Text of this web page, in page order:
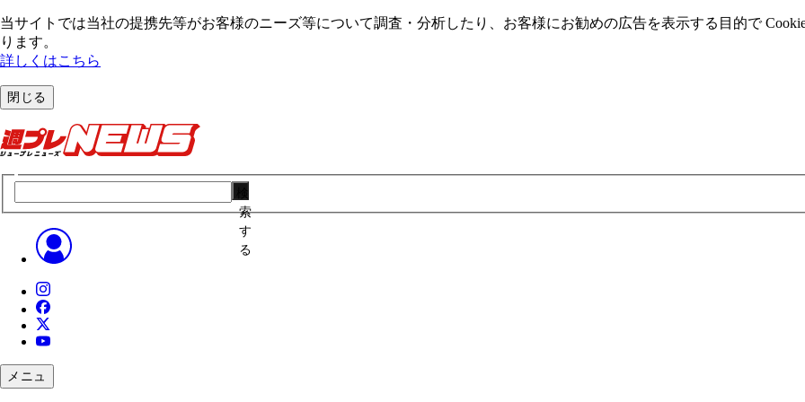
当サイトでは当社の提携先等がお客様のニーズ等について調査・分析したり、お客様にお勧めの広告を表⽰する⽬的で
ります。
詳しくはこちら
閉じる
索
す
る
メニュ